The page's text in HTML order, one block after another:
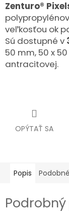
Zenturo®
veľkosťou ok
Sú dostupné v
50 mm, 50 x
antracitovej.
OPÝTAŤ SA
Popis